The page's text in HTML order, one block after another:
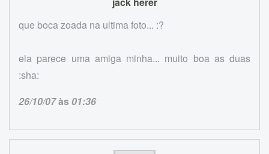
que boca zoada na ultima foto... :?
ela parece uma amiga minha... muito boa as duas
:sha:
26/10/07às01:36